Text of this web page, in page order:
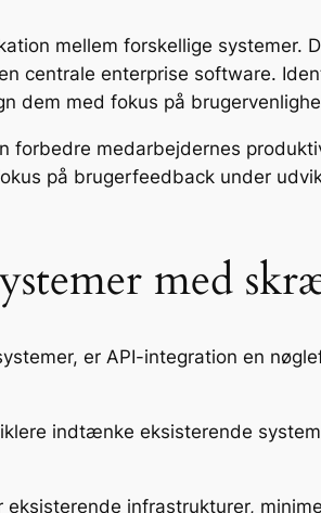
mellem forskellige systemer.
centrale enterprise software.
dem med fokus på
medarbejdernes
på brugerfeedback under
med
er API-integration en
indtænke eksisterende
infrastrukturer,